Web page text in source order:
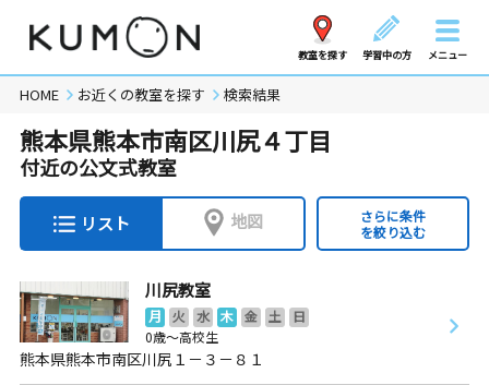
教室を探す 学習中の方 メニュー
HOME お近くの教室を探す 検索結果
熊本県熊本市南区川尻４丁目
付近の公文式教室
リスト 地図
さらに条件
を絞り込む
川尻教室
月 火 水 木 金 土
日
0歳～高校生
熊本県熊本市南区川尻１－３－８１